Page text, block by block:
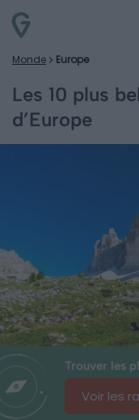
Monde Europe
Les 10 plus
d’Europe
Trouver les
Voir les